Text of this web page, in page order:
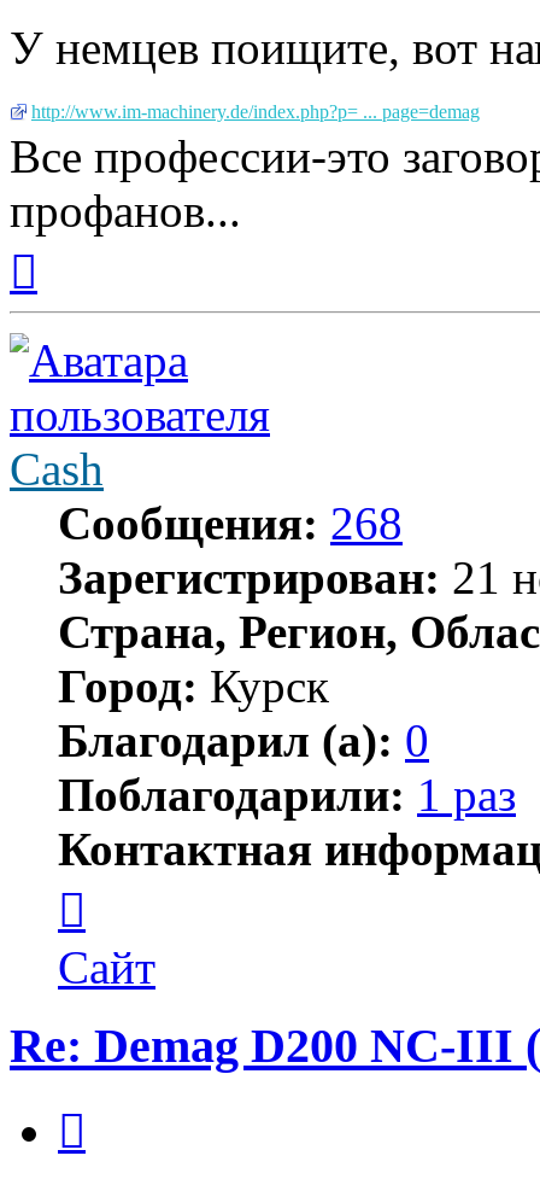
У немцев поищите, вот
http://www.im-machinery.de/index.php?p= ... page=demag
Все профессии-это
профанов...
началу
Cash
Сообщения: 268
Зарегистрирован: 21
Страна, Регион,
Город: Курск
Благодарил (а): 0
Поблагодарили: 1 раз
Контактная
пользователя
Cash
Сайт
Re: Demag D200 NC-III